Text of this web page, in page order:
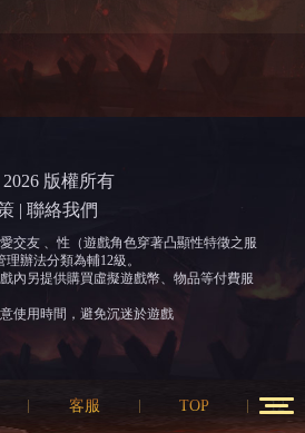
版權所有
| 聯絡我們
交友 、性（遊戲角色穿著凸顯性特徵之服
辦法分類為輔12級。
內另提供購買虛擬遊戲幣、物品等付費服
使用時間，避免沉迷於遊戲
客服 TOP 12